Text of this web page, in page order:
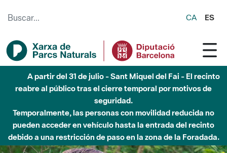
CA ES
A partir del 31 de julio - Sant Miquel del Fai - El recinto
reabre al público tras el cierre temporal por motivos de
seguridad.
Temporalmente, las personas con movilidad reducida no
pueden acceder en vehículo hasta la entrada del recinto
debido a una restricción de paso en la zona de la Foradada.